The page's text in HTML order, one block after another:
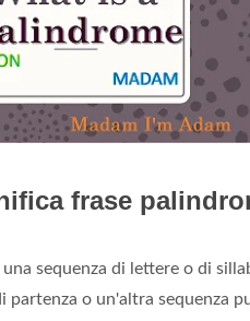
frase
una sequenza di lettere o di
partenza o un'altra sequenza